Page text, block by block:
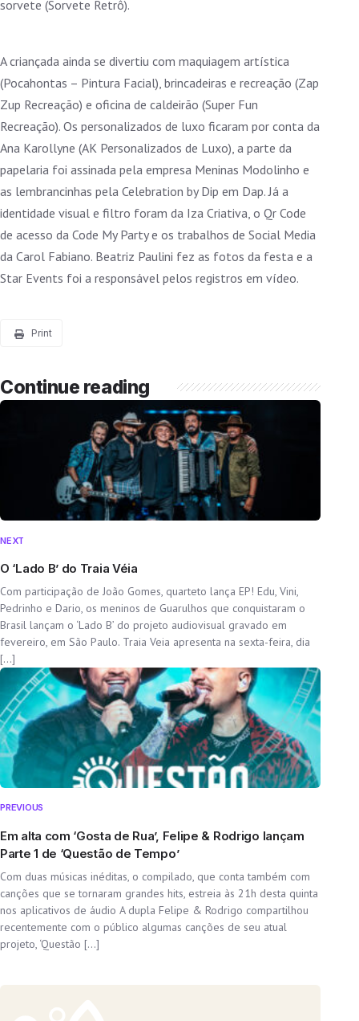
sorvete (Sorvete Retrô).
A criançada ainda se divertiu com maquiagem artística
(Pocahontas – Pintura Facial), brincadeiras e recreação (Zap
Zup Recreação) e oficina de caldeirão (Super Fun
Recreação). Os personalizados de luxo ficaram por conta da
Ana Karollyne (AK Personalizados de Luxo), a parte da
papelaria foi assinada pela empresa Meninas Modolinho e
as lembrancinhas pela Celebration by Dip em Dap. Já a
identidade visual e filtro foram da Iza Criativa, o Qr Code
de acesso da Code My Party e os trabalhos de Social Media
da Carol Fabiano. Beatriz Paulini fez as fotos da festa e a
Star Events foi a responsável pelos registros em vídeo.
Print
Continue reading
NEXT
O ‘Lado B’ do Traia Véia
Com participação de João Gomes, quarteto lança EP! Edu, Vini,
Pedrinho e Dario, os meninos de Guarulhos que conquistaram o
Brasil lançam o ‘Lado B’ do projeto audiovisual gravado em
fevereiro, em São Paulo. Traia Veia apresenta na sexta-feira, dia
[…]
PREVIOUS
Em alta com ‘Gosta de Rua’, Felipe & Rodrigo lançam
Parte 1 de ‘Questão de Tempo’
Com duas músicas inéditas, o compilado, que conta também com
canções que se tornaram grandes hits, estreia às 21h desta quinta
nos aplicativos de áudio A dupla Felipe & Rodrigo compartilhou
recentemente com o público algumas canções de seu atual
projeto, ‘Questão […]